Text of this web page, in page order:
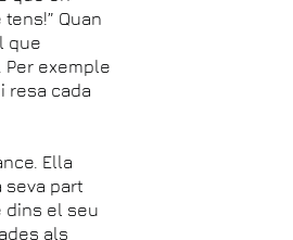
Quan
que
exemple
resa cada
Ella
seva part
dins el seu
als